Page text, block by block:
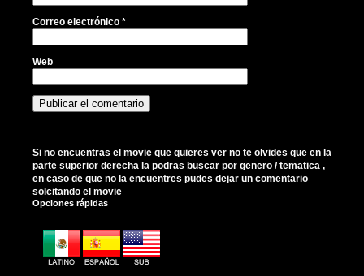
Correo electrónico *
Web
Si no encuentras el movie que quieres ver no te olvides que en la
parte superior derecha la podras buscar por genero / tematica ,
en caso de que no la encuentres pudes dejar un comentario
solcitando el movie
Opciones rápidas